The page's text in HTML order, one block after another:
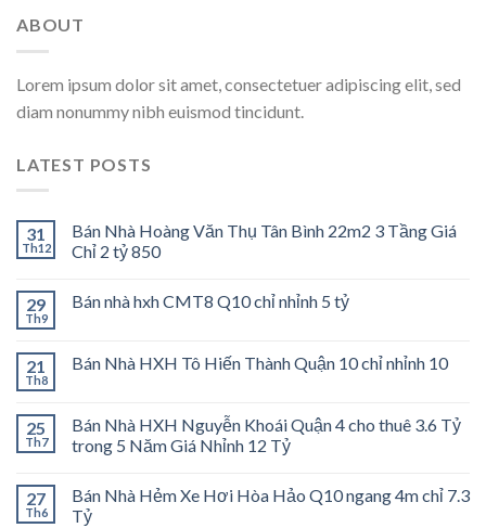
ABOUT
Lorem ipsum dolor sit amet, consectetuer adipiscing elit, sed
diam nonummy nibh euismod tincidunt.
LATEST POSTS
31
Th12
Bán Nhà Hoàng Văn Thụ Tân Bình 22m2 3 Tầng Giá
Chỉ 2 tỷ 850
29
Th9
Bán nhà hxh CMT8 Q10 chỉ nhỉnh 5 tỷ
21
Th8
Bán Nhà HXH Tô Hiến Thành Quận 10 chỉ nhỉnh 10
25
Th7
Bán Nhà HXH Nguyễn Khoái Quận 4 cho thuê 3.6 Tỷ
trong 5 Năm Giá Nhỉnh 12 Tỷ
27
Th6
Bán Nhà Hẻm Xe Hơi Hòa Hảo Q10 ngang 4m chỉ 7.3
Tỷ